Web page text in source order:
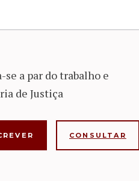
se a par do trabalho e
de Justiça
CONSULTAR